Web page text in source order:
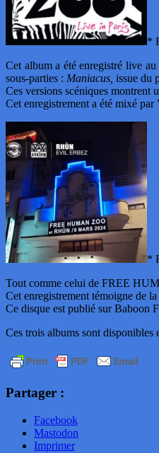
*
Cet album a été enregistré live
sous-parties : Maniacus, issue du
Ces versions scéniques montrent
Cet enregistrement a été mixé
*
Tout comme celui de FREE
Cet enregistrement témoigne de
Ce disque est publié sur Baboon
Ces trois albums sont disponibles
Partager :
Facebook
Mastodon
Imprimer